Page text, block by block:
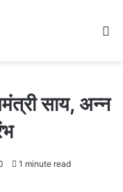
साय, अन्न
1 minute read